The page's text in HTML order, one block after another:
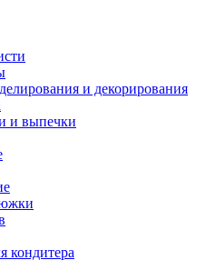
и декорирования
и выпечки
кондитера